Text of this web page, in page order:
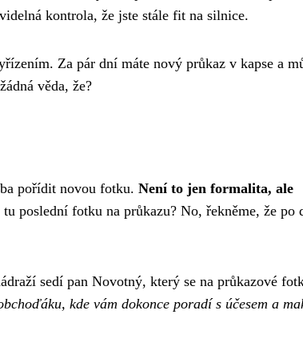
kontrola, že jste stále fit na silnice.
Za pár dní máte nový průkaz v kapse a
věda, že?
pořídit novou fotku. Není to jen formalita, ale
poslední fotku na průkazu? No, řekněme, že po
sedí pan Novotný, který se na průkazové
kde vám dokonce poradí s účesem a